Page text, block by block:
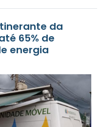
da
65% de
energia